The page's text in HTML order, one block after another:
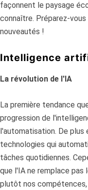
façonnent le paysage
connaître. Préparez-
nouveautés !
Intelligence
La révolution de l'IA
La première tendance
progression de
l'automatisation. De
technologies qui
tâches quotidiennes.
que l'IA ne remplace pas
plutôt nos